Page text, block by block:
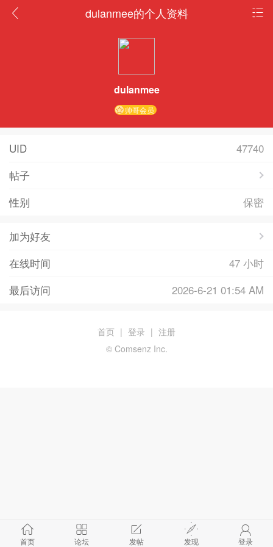
dulanmee的个人资料
dulanmee
帅哥会员
UID
47740
帖子
性别
保密
加为好友
在线时间
47 小时
最后访问
2026-6-21 01:54 AM
首页 论坛 发帖 发现 登录
首页 | 登录 | 注册
© Comsenz Inc.